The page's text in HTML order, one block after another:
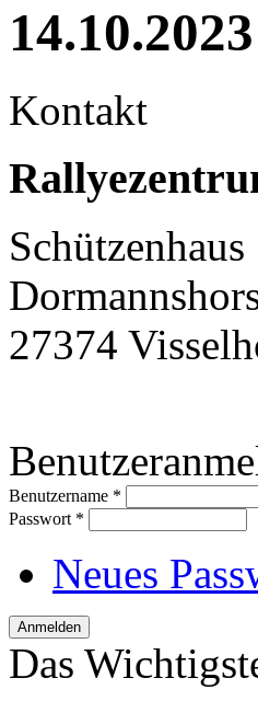
14.10.2023
Kontakt
27374
Benutzername *
Passwort *
Neues
Das